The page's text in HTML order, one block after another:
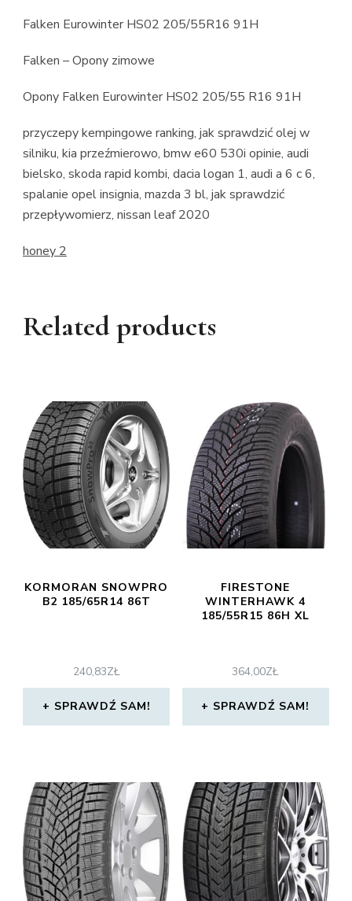
Falken Eurowinter HS02 205/55R16 91H
Falken – Opony zimowe
Opony Falken Eurowinter HS02 205/55 R16 91H
przyczepy kempingowe ranking, jak sprawdzić olej w
silniku, kia przeźmierowo, bmw e60 530i opinie, audi
bielsko, skoda rapid kombi, dacia logan 1, audi a 6 c 6,
spalanie opel insignia, mazda 3 bl, jak sprawdzić
przepływomierz, nissan leaf 2020
honey 2
Related products
KORMORAN SNOWPRO
B2 185/65R14 86T
240,83ZŁ
SPRAWDŹ SAM!
FIRESTONE
WINTERHAWK 4
185/55R15 86H XL
364,00ZŁ
SPRAWDŹ SAM!